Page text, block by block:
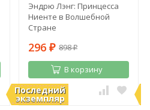
Последний
экземпляр
Эндрю Лэнг: Принцесса
Ниенте в Волшебной
Стране
296 ₽ 898₽
В корзину
В наличии